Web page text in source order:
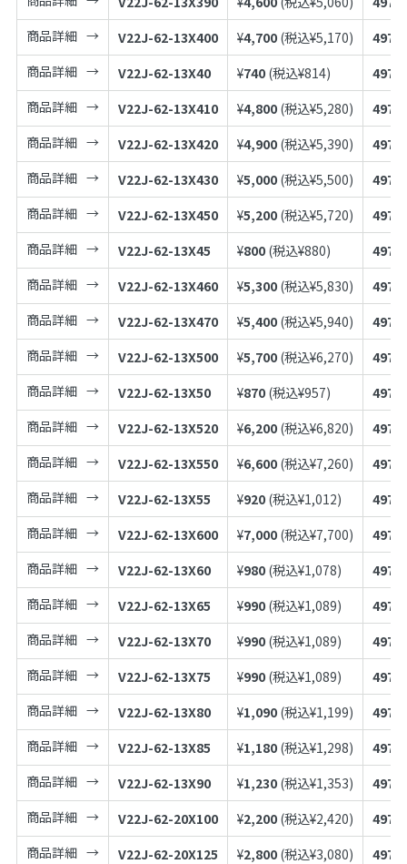
商品詳細
V22J-62-13X400 ¥4,700 (税込¥5,170)
商品詳細
V22J-62-13X40 ¥740 (税込¥814)
商品詳細
V22J-62-13X410 ¥4,800 (税込¥5,280)
商品詳細
V22J-62-13X420 ¥4,900 (税込¥5,390)
商品詳細
V22J-62-13X430 ¥5,000 (税込¥5,500)
商品詳細
V22J-62-13X450 ¥5,200 (税込¥5,720)
商品詳細
V22J-62-13X45 ¥800 (税込¥880)
商品詳細
V22J-62-13X460 ¥5,300 (税込¥5,830)
商品詳細
V22J-62-13X470 ¥5,400 (税込¥5,940)
商品詳細
V22J-62-13X500 ¥5,700 (税込¥6,270)
商品詳細
V22J-62-13X50 ¥870 (税込¥957)
商品詳細
V22J-62-13X520 ¥6,200 (税込¥6,820)
商品詳細
V22J-62-13X550 ¥6,600 (税込¥7,260)
商品詳細
V22J-62-13X55 ¥920 (税込¥1,012)
商品詳細
V22J-62-13X600 ¥7,000 (税込¥7,700)
商品詳細
V22J-62-13X60 ¥980 (税込¥1,078)
商品詳細
V22J-62-13X65 ¥990 (税込¥1,089)
商品詳細
V22J-62-13X70 ¥990 (税込¥1,089)
商品詳細
V22J-62-13X75 ¥990 (税込¥1,089)
商品詳細
V22J-62-13X80 ¥1,090 (税込¥1,199)
商品詳細
V22J-62-13X85 ¥1,180 (税込¥1,298)
商品詳細
V22J-62-13X90 ¥1,230 (税込¥1,353)
商品詳細
V22J-62-20X100 ¥2,200 (税込¥2,420)
商品詳細
V22J-62-20X125 ¥2,800 (税込¥3,080)